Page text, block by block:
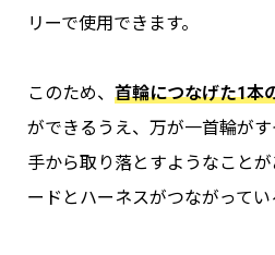
リーで使用できます。
このため、 首輪につなげた1本
ができるうえ、万が一首輪が
手から取り落とすようなこと
ードとハーネスがつながってい